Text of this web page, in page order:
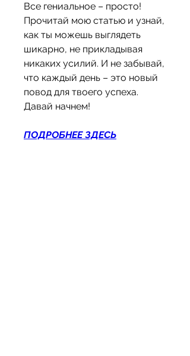
Все гениальное – просто!
Прочитай мою статью и узнай,
как ты можешь выглядеть
шикарно, не прикладывая
никаких усилий. И не забывай,
что каждый день – это новый
повод для твоего успеха.
Давай начнем!
ПОДРОБНЕЕ ЗДЕСЬ